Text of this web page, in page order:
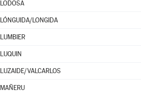
LODOSA
LÓNGUIDA/LONGIDA
LUMBIER
LUQUIN
LUZAIDE/VALCARLOS
MAÑERU